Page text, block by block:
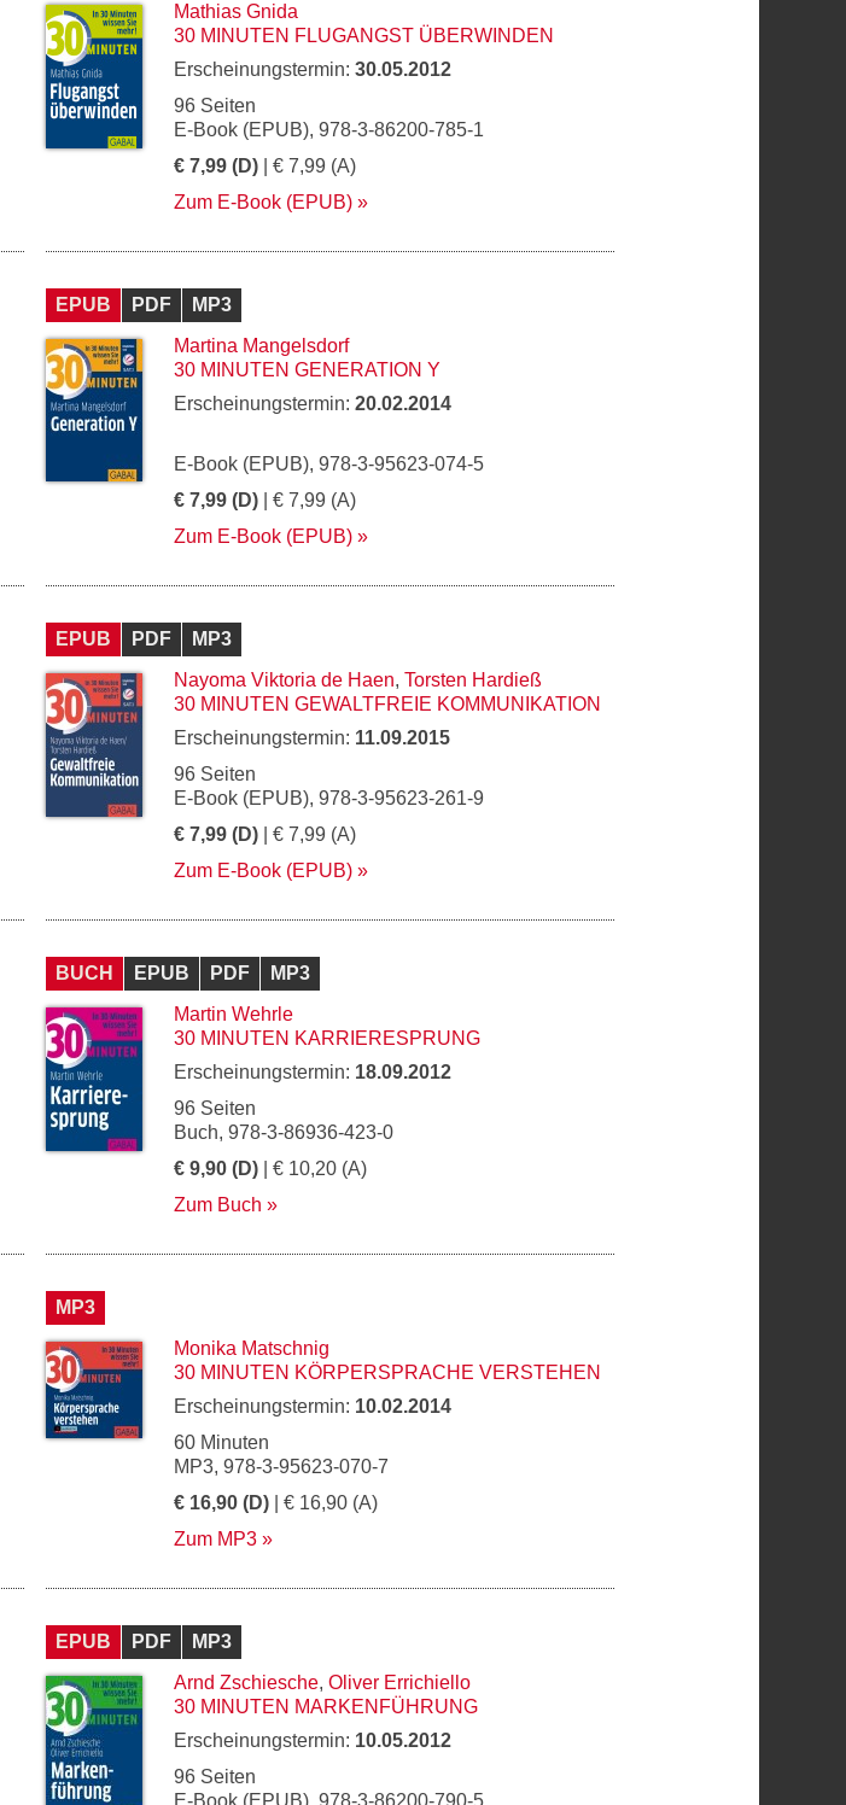
Mathias Gnida
30 MINUTEN FLUGANGST ÜBERWINDEN
Erscheinungstermin: 30.05.2012
96 Seiten
E-Book (EPUB), 978-3-86200-785-1
€ 7,99 (D) | € 7,99 (A)
Zum E-Book (EPUB)
EPUB PDF
MP3
Martina Mangelsdorf
30 MINUTEN GENERATION Y
Erscheinungstermin: 20.02.2014
E-Book (EPUB), 978-3-95623-074-5
€ 7,99 (D) | € 7,99 (A)
Zum E-Book (EPUB)
EPUB PDF
MP3
Nayoma Viktoria de Haen, Torsten Hardieß
30 MINUTEN GEWALTFREIE KOMMUNIKATION
Erscheinungstermin: 11.09.2015
96 Seiten
E-Book (EPUB), 978-3-95623-261-9
€ 7,99 (D) | € 7,99 (A)
Zum E-Book (EPUB)
BUCH EPUB PDF
MP3
Martin Wehrle
30 MINUTEN KARRIERESPRUNG
Erscheinungstermin: 18.09.2012
96 Seiten
Buch, 978-3-86936-423-0
€ 9,90 (D) | € 10,20 (A)
Zum Buch
MP3
Monika Matschnig
30 MINUTEN KÖRPERSPRACHE VERSTEHEN
Erscheinungstermin: 10.02.2014
60 Minuten
MP3, 978-3-95623-070-7
€ 16,90 (D) | € 16,90 (A)
Zum MP3
EPUB PDF
MP3
Arnd Zschiesche, Oliver Errichiello
30 MINUTEN MARKENFÜHRUNG
Erscheinungstermin: 10.05.2012
96 Seiten
E-Book (EPUB), 978-3-86200-790-5